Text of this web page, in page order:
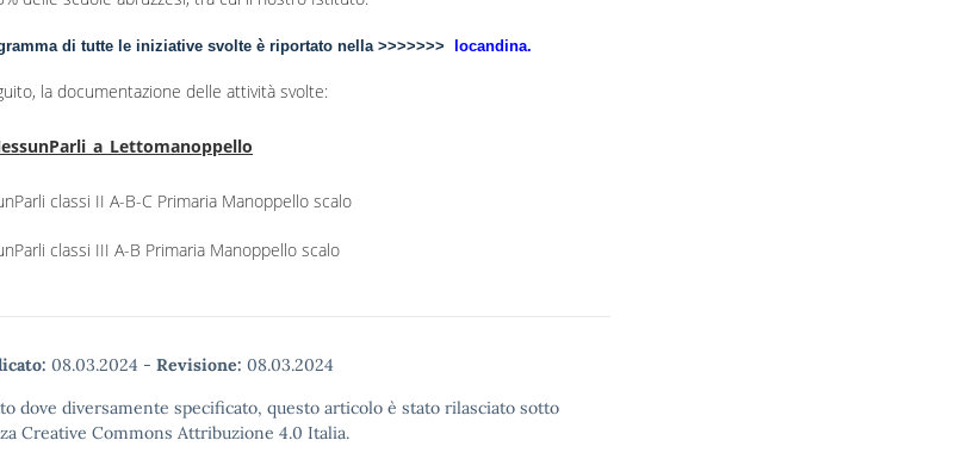
di tutte le iniziative svolte è riportato nella >>>>>>> locandina.
la documentazione delle attività svolte:
classi II A-B-C Primaria Manoppello scalo
classi III A-B Primaria Manoppello scalo
08.03.2024 - Revisione: 08.03.2024
dove diversamente specificato, questo articolo è stato rilasciato sotto
Creative Commons Attribuzione 4.0 Italia.